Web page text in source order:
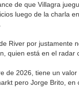
de que Villagra
luego de la charla
River por justamente
quien está en el radar
de 2026, tiene un
pero Jorge Brito, en